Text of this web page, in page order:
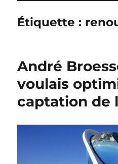
Étiquette :
André
voulais
captation de